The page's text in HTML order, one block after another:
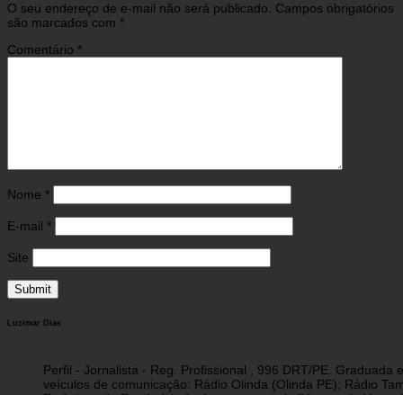
O seu endereço de e-mail não será publicado. Campos obrigatórios
são marcados com *
Comentário *
Nome *
E-mail *
Site
Luzimar Dias
Perfil - Jornalista - Reg. Profissional , 996 DRT/PE.
veículos de comunicação: Rádio Olinda (Olinda PE); Rádio